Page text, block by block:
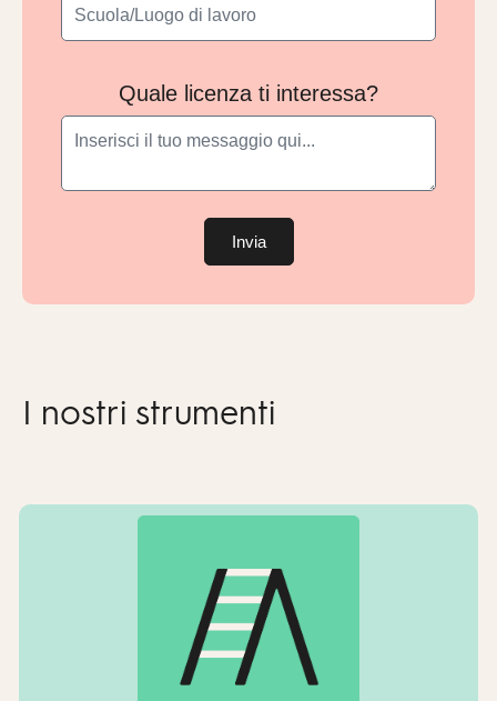
Quale licenza ti interessa?
Invia
I nostri strumenti